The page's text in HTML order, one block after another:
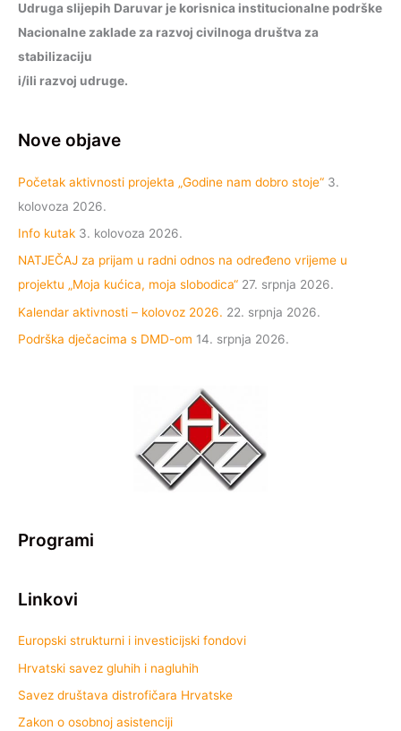
Udruga slijepih Daruvar je korisnica institucionalne podrške
Nacionalne zaklade za razvoj civilnoga društva za
stabilizaciju
i/ili razvoj udruge.
Nove objave
Početak aktivnosti projekta „Godine nam dobro stoje“ 3.
kolovoza 2026.
Info kutak 3. kolovoza 2026.
NATJEČAJ za prijam u radni odnos na određeno vrijeme u
projektu „Moja kućica, moja slobodica“ 27. srpnja 2026.
Kalendar aktivnosti – kolovoz 2026. 22. srpnja 2026.
Podrška dječacima s DMD-om 14. srpnja 2026.
Programi
Linkovi
Europski strukturni i investicijski fondovi
Hrvatski savez gluhih i nagluhih
Savez društava distrofičara Hrvatske
Zakon o osobnoj asistenciji